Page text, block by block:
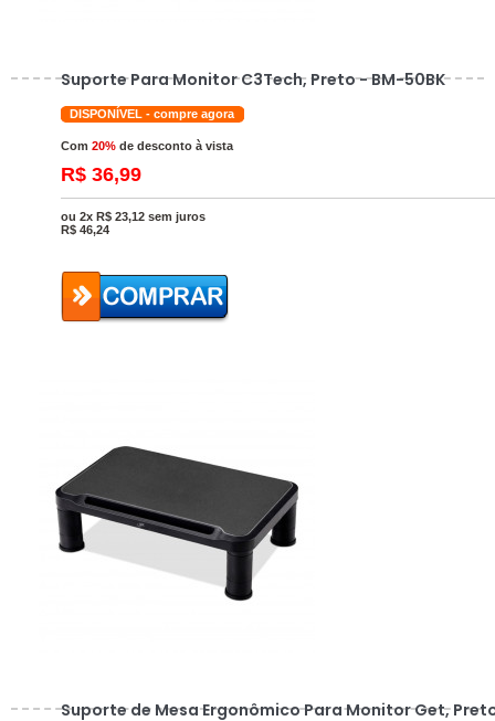
Suporte Para Monitor C3Tech, Preto - BM-50BK
DISPONÍVEL - compre agora
Com 20% de desconto à vista
R$ 36,99
ou 2x R$ 23,12 sem juros
R$ 46,24
Suporte de Mesa Ergonômico Para Monitor Get,